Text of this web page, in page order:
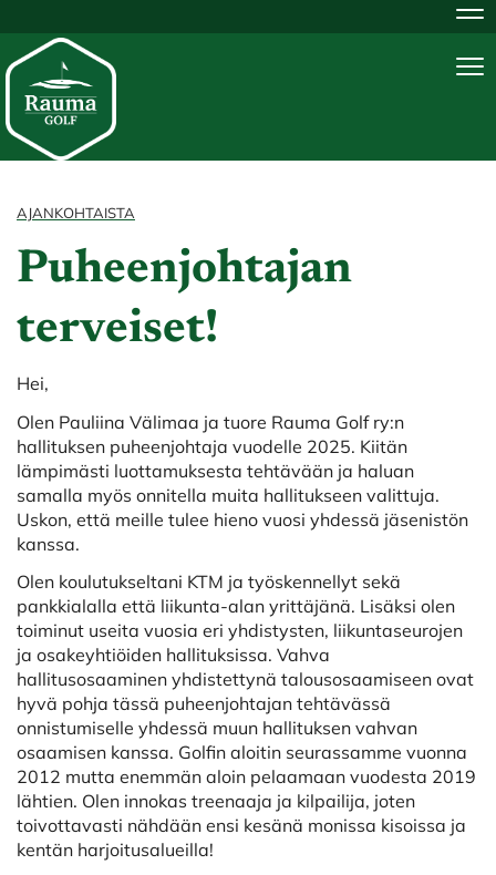
AJANKOHTAISTA
Puheenjohtajan
terveiset!
Hei,
Olen Pauliina Välimaa ja tuore Rauma Golf ry:n
hallituksen puheenjohtaja vuodelle 2025. Kiitän
lämpimästi luottamuksesta tehtävään ja haluan
samalla myös onnitella muita hallitukseen valittuja.
Uskon, että meille tulee hieno vuosi yhdessä jäsenistön
kanssa.
Olen koulutukseltani KTM ja työskennellyt sekä
pankkialalla että liikunta-alan yrittäjänä. Lisäksi olen
toiminut useita vuosia eri yhdistysten, liikuntaseurojen
ja osakeyhtiöiden hallituksissa. Vahva
hallitusosaaminen yhdistettynä talousosaamiseen ovat
hyvä pohja tässä puheenjohtajan tehtävässä
onnistumiselle yhdessä muun hallituksen vahvan
osaamisen kanssa. Golfin aloitin seurassamme vuonna
2012 mutta enemmän aloin pelaamaan vuodesta 2019
lähtien. Olen innokas treenaaja ja kilpailija, joten
toivottavasti nähdään ensi kesänä monissa kisoissa ja
kentän harjoitusalueilla!